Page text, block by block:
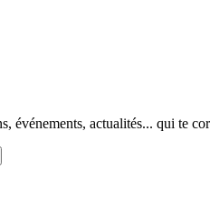
événements, actualités... qui te